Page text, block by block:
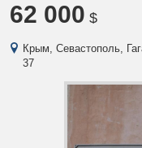
62 000 $
Крым, Севастополь,
37